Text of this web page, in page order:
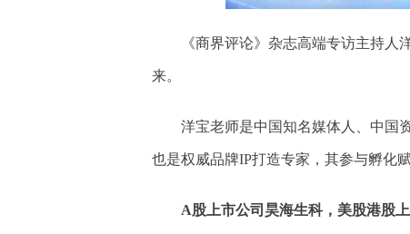
《商界评论》杂志高端专访主持
来。
洋宝老师是中国知名媒体人、中国
也是权威品牌IP打造专家，其参与孵化
A股上市公司昊海生科，美股港股